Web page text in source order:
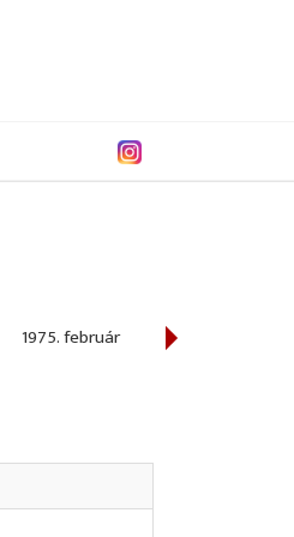
1975. február 1975. január